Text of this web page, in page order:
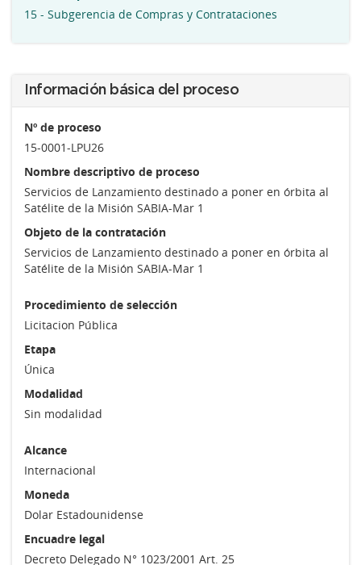
15 - Subgerencia de Compras y Contrataciones
Información básica del proceso
Nº de proceso
15-0001-LPU26
Nombre descriptivo de proceso
Servicios de Lanzamiento destinado a poner en órbita al
Satélite de la Misión SABIA-Mar 1
Objeto de la contratación
Servicios de Lanzamiento destinado a poner en órbita al
Satélite de la Misión SABIA-Mar 1
Procedimiento de selección
Licitacion Pública
Etapa
Única
Modalidad
Sin modalidad
Alcance
Internacional
Moneda
Dolar Estadounidense
Encuadre legal
Decreto Delegado N° 1023/2001 Art. 25